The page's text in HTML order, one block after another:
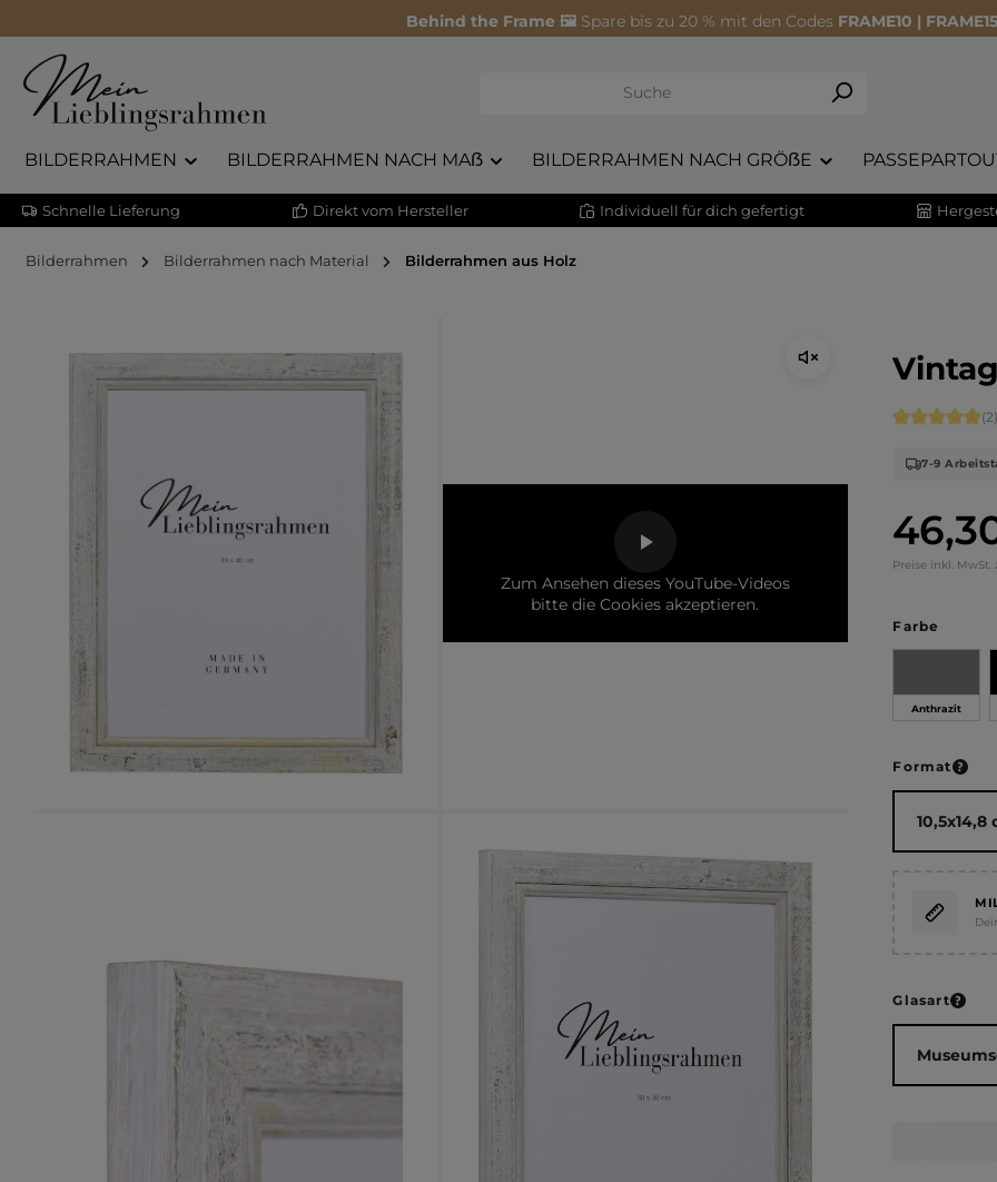
Behind the Frame 🖼️ Spare bis zu 20 % mit den Codes FRAME10 |
BILDERRAHMEN BILDERRAHMEN NACH MAẞ BILDERRAHMEN NACH GRÖẞE
Schnelle Lieferung Direkt vom Hersteller Individuell für dich gefertigt
Bilderrahmen Bilderrahmen nach Material Bilderrahmen aus Holz
Zum Ansehen dieses YouTube-Videos
bitte die Cookies akzeptieren.
Regulärer
Preise inkl. MwSt.
(2)
7-9
Farbe
Anthrazit
Format
Glasart